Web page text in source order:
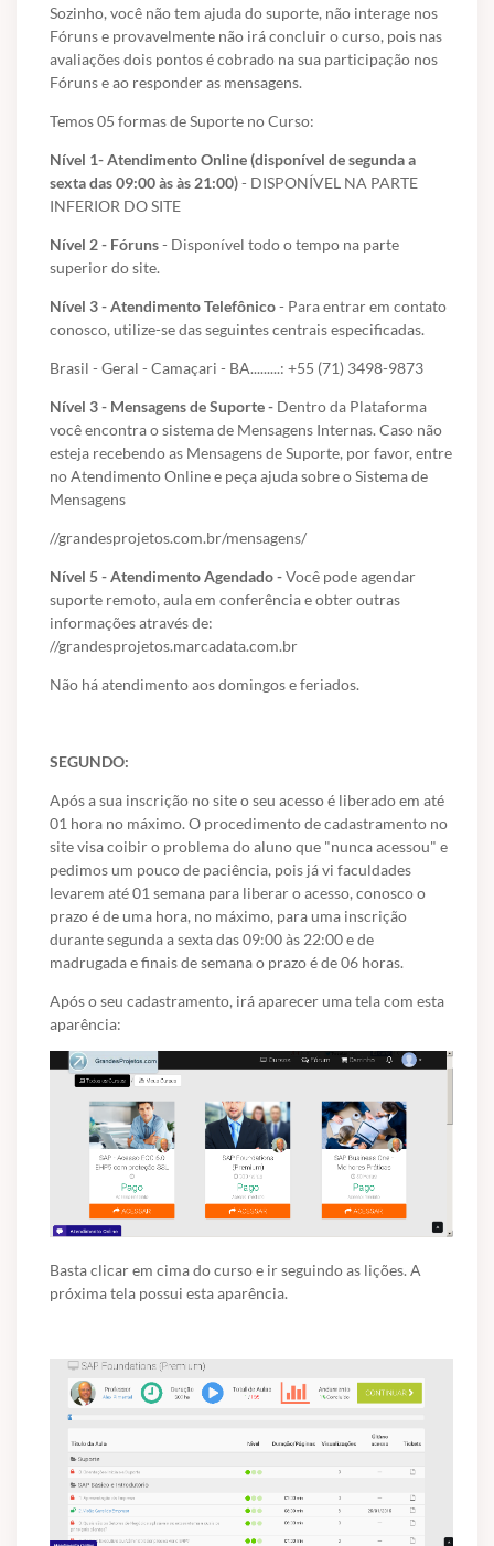
Sozinho, você não tem ajuda do suporte, não interage nos
Fóruns e provavelmente não irá concluir o curso, pois nas
avaliações dois pontos é cobrado na sua participação nos
Fóruns e ao responder as mensagens.
Temos 05 formas de Suporte no Curso:
Nível 1- Atendimento Online (disponível de segunda a
sexta das 09:00 às às 21:00)- DISPONÍVEL NA PARTE
INFERIOR DO SITE
Nível 2 - Fóruns- Disponível todo o tempo na parte
superior do site.
Nível 3 - Atendimento Telefônico- Para entrar em contato
conosco, utilize-se das seguintes centrais especificadas.
Brasil - Geral - Camaçari - BA.........: +55 (71) 3498-9873
Nível 3 - Mensagens de Suporte - Dentro da Plataforma
você encontra o sistema de Mensagens Internas. Caso não
esteja recebendo as Mensagens de Suporte, por favor, entre
no Atendimento Online e peça ajuda sobre o Sistema de
Mensagens
//grandesprojetos.com.br/mensagens/
Nível 5 - Atendimento Agendado -Você pode agendar
suporte remoto, aula em conferência e obter outras
informações através de:
//grandesprojetos.marcadata.com.br
Não há atendimento aos domingos e feriados.
SEGUNDO:
Após a sua inscrição no site o seu acesso é liberado em até
01 hora no máximo. O procedimento de cadastramento no
site visa coibir o problema do aluno que "nunca acessou" e
pedimos um pouco de paciência, pois já vi faculdades
levarem até 01 semana para liberar o acesso, conosco o
prazo é de uma hora, no máximo, para uma inscrição
durante segunda a sexta das 09:00 às 22:00 e de
madrugada e finais de semana o prazo é de 06 horas.
Após o seu cadastramento, irá aparecer uma tela com esta
aparência:
Basta clicar em cima do curso e ir seguindo as lições. A
próxima tela possui esta aparência.